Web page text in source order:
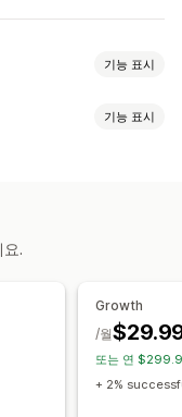
기능 표시
대량 생성
브랜드 맞춤 포털
기능 표시
.
Growth
/월
또는 연
+ 2%